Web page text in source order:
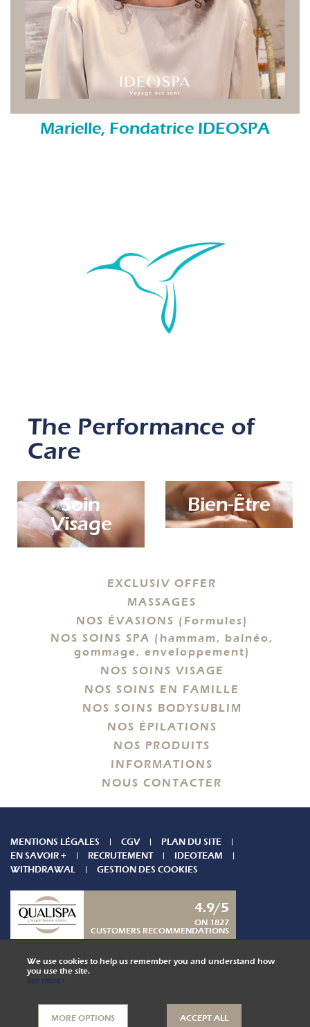
We use cookies to help us remember you and understand how
you use the site.
See more ›
MORE OPTIONS ACCEPT ALL
Marielle, Fondatrice IDEOSPA
The Performance of
Care
Bien-Être
Body
Contouring
EXCLUSIV OFFER
MASSAGES
NOS ÉVASIONS (Formules)
NOS SOINS SPA (hammam, balnéo,
gommage, enveloppement)
NOS SOINS VISAGE
NOS SOINS EN FAMILLE
NOS SOINS BODYSUBLIM
NOS ÉPILATIONS
NOS PRODUITS
INFORMATIONS
NOUS CONTACTER
MENTIONS LÉGALES CGV
PLAN DU SITE
EN SAVOIR +
RECRUTEMENT
IDEOTEAM
WITHDRAWAL
GESTION DES COOKIES
4.9/5
ON 1827
CUSTOMERS RECOMMENDATIONS
CONTACT US
Réserver/Offrir un soin